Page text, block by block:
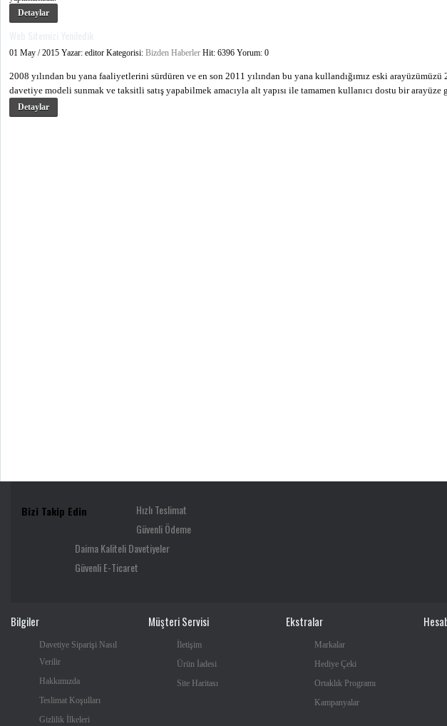
Detaylar
01 May /2015 Yazar: editor Kategorisi: Bizden Haberler Hit: 6396 Yorum: 0
2008 yılından bu yana faaliyetlerini sürdüren ve en son 2011 yılından bu yana kullandığımız eski
davetiye modeli sunmak ve taksitli satış yapabilmek amacıyla alt yapısı ile tamamen kullanıcı dostu bir arayüze
Detaylar
Bizi Takip Edin
Hızlı Teslimat
Güvenli Ödeme
Daima Kaliteli Davetiyeler
Güvenli E-Ticaret
Bilgiler
Davetiye Siparişi Nasıl
Verilir
Hakkımızda
Teslimat Koşulları
Gizlilik İlkeleri
Müşteri Servisi
İletişim
Ürün İadesi
Site Haritası
Ekstralar
Markalar
Hediye Çeki
Ortaklık Programı
Kampanyalar